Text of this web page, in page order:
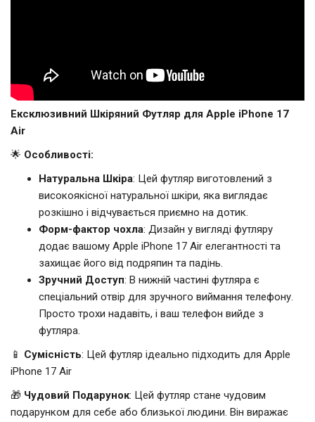
Ексклюзивний Шкіряний Футляр для Apple iPhone 17
Air
🌟 Особливості:
Натуральна Шкіра: Цей футляр виготовлений з
високоякісної натуральної шкіри, яка виглядає
розкішно і відчувається приємно на дотик.
Форм-фактор чохла: Дизайн у вигляді футляру
додає вашому Apple iPhone 17 Air елегантності та
захищає його від подряпин та падінь.
Зручний Доступ: В нижній частині футляра є
спеціальний отвір для зручного виймання телефону.
Просто трохи надавіть, і ваш телефон вийде з
футляра.
📱 Сумісність: Цей футляр ідеально підходить для Apple
iPhone 17 Air
🎁 Чудовий Подарунок: Цей футляр стане чудовим
подарунком для себе або близької людини. Він виражає